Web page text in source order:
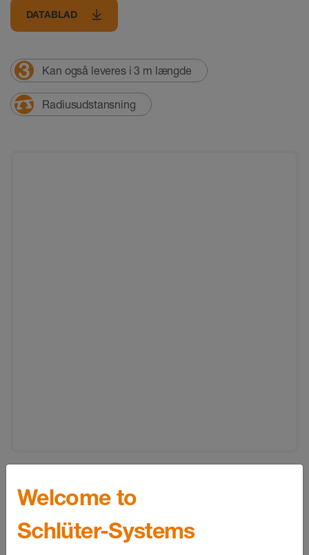
DATABLAD
Kan også leveres i 3 m længde
Radiusudstansning
Generelle produktinformationer
Funktion
Bemærk:
Welcome to
Schlüter-Systems